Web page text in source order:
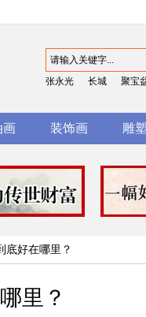
张永光 长城 聚宝
画 装饰画 雕
底好在哪里？
里？